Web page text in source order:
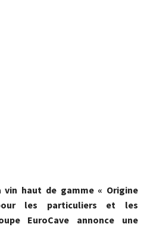
vin haut de gamme « Origine
les particuliers et les
EuroCave annonce une